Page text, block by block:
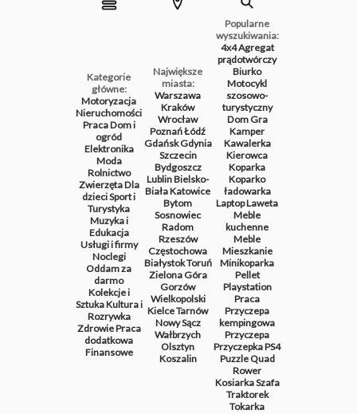
Kategorie
główne:
Motoryzacja
Nieruchomości
PracaDom i
ogród
Elektronika
Moda
Rolnictwo
ZwierzętaDla
dzieciSport i
Turystyka
Muzyka i
Edukacja
Usługi i firmy
Noclegi
Oddam za
darmo
Kolekcje i
SztukaKultura i
Rozrywka
ZdrowiePraca
dodatkowa
Finansowe
Największe
miasta:
Warszawa
Kraków
Wrocław
PoznańŁódź
GdańskGdynia
Szczecin
Bydgoszcz
LublinBielsko-
BiałaKatowice
Bytom
Sosnowiec
Radom
Rzeszów
Częstochowa
BiałystokToruń
Zielona Góra
Gorzów
Wielkopolski
KielceTarnów
Nowy Sącz
Wałbrzych
Olsztyn
Koszalin
Popularne
wyszukiwania:
4x4Agregat
prądotwórczy
Biurko
Motocykl
szosowo-
turystyczny
DomGra
Kamper
Kawalerka
Kierowca
Koparka
Koparko
ładowarka
LaptopLaweta
Meble
kuchenne
Meble
Mieszkanie
Minikoparka
Pellet
Playstation
Praca
Przyczepa
kempingowa
Przyczepa
PrzyczepkaPS4
PuzzleQuad
Rower
KosiarkaSzafa
Traktorek
Tokarka